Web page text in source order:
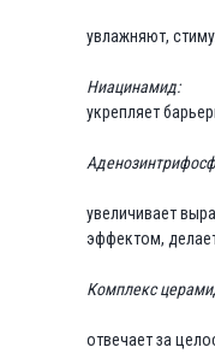
увлажняют,
Ниацинамид:
укрепляет
увеличивает
эффектом,
Комплекс
отвечает за